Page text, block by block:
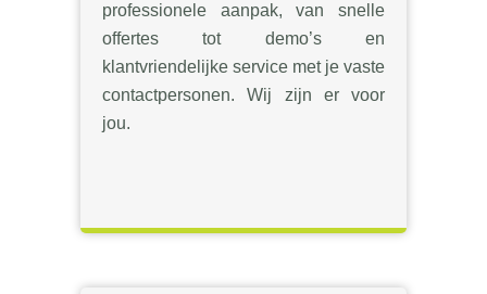
professionele aanpak, van snelle
offertes tot demo’s en
klantvriendelijke service met je vaste
contactpersonen. Wij zijn er voor
jou.